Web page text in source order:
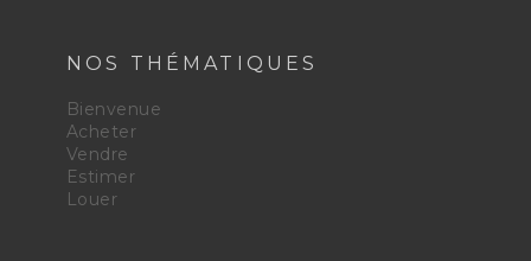
NOS THÉMATIQUES
Bienvenue
Acheter
Vendre
Estimer
Louer